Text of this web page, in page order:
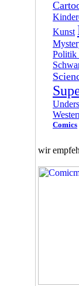
Kunst
Politik
Comics
wir